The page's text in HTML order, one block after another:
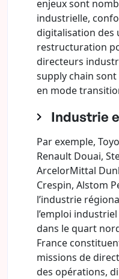
enjeux sont
industrielle,
digitalisation des
restructuration
directeurs
supply chain
en mode
Industrie
Par exemple,
Renault Douai,
ArcelorMittal
Crespin, Alstom
l’industrie
l’emploi
dans le quart
France
missions de
des opérations,